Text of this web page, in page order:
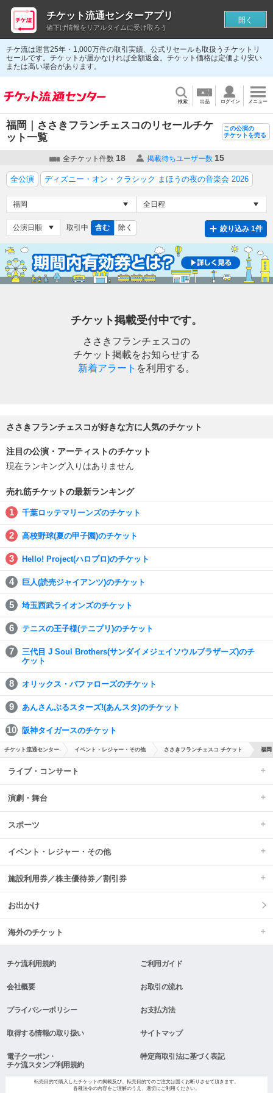
チケ流は運営25年・1,000万件の取引実績、公式リセールも取扱うチケットリ
セールです。チケットが届かなければ全額返金。チケット価格は定価より安い
または高い場合があります。
検索 出品 ログイン メニュー
福岡｜ささきフランチェスコのリセールチケ
ット一覧
この公演の
チケットを売る
全チケット件数 18 掲載待ちユーザー数 15
全公演 ディズニー・オン・クラシック まほうの夜の音楽会 2026
取引中 含む 除く 絞り込み 1件
チケット掲載受付中です。
ささきフランチェスコの
チケット掲載をお知らせする
新着アラート を利用する。
ささきフランチェスコが好きな方に人気のチケット
注目の公演・アーティストのチケット
現在ランキング入りはありません
売れ筋チケットの最新ランキング
千葉ロッテマリーンズのチケット
高校野球(夏の甲子園)のチケット
Hello! Project(ハロプロ)のチケット
巨人(読売ジャイアンツ)のチケット
埼玉西武ライオンズのチケット
テニスの王子様(テニプリ)のチケット
三代目 J Soul Brothers(サンダイメジェイソウルブラザーズ)のチ
ケット
オリックス・バファローズのチケット
あんさんぶるスターズ!(あんスタ)のチケット
阪神タイガースのチケット
チケット流通センター イベント・レジャー・その他 ささきフランチェスコ チケット 福岡
ライブ・コンサート
演劇・舞台
スポーツ
イベント・レジャー・その他
施設利用券／株主優待券／割引券
お出かけ
海外のチケット
チケ流利用規約 ご利用ガイド
会社概要 お取引の流れ
プライバシーポリシー お支払方法
取得する情報の取り扱い サイトマップ
電子クーポン・
チケ流スタンプ利用規約
特定商取引法に基づく表記
転売目的で購入したチケットの掲載及び、転売目的でのご注文は固くお断りさせて頂きます。
各種法令の内容をご理解のうえ、適切にご利用ください。
チケット流通センターアプリ
値下げ情報をリアルタイムに受け取ろう
開く